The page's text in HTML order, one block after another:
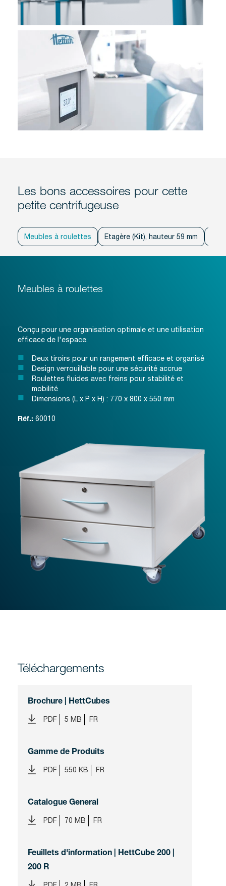
Les bons accessoires pour cette
petite centrifugeuse
Meubles à roulettes Etagère (Kit), hauteur 59 mm
Meubles à roulettes
Conçu pour une organisation optimale et une utilisation
efficace de l'espace.
Deux tiroirs pour un rangement efficace et organisé
Design verrouillable pour une sécurité accrue
Roulettes fluides avec freins pour stabilité et
mobilité
Dimensions (L x P x H) : 770 x 800 x 550 mm
Réf.: 60010
Téléchargements
Brochure | HettCubes
PDF 5 MB FR
Gamme de Produits
PDF 550 KB FR
Catalogue General
PDF 70 MB FR
Feuillets d'information | HettCube 200 |
200 R